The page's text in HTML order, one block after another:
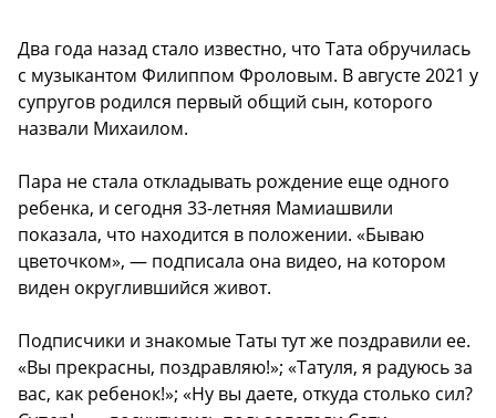
Два года назад стало известно, что Тата обручилась
с музыкантом Филиппом Фроловым. В августе 2021 у
супругов родился первый общий сын, которого
назвали Михаилом.
Пара не стала откладывать рождение еще одного
ребенка, и сегодня 33-летняя Мамиашвили
показала, что находится в положении. «Бываю
цветочком», — подписала она видео, на котором
виден округлившийся живот.
Подписчики и знакомые Таты тут же поздравили ее.
«Вы прекрасны, поздравляю!»; «Татуля, я радуюсь за
вас, как ребенок!»; «Ну вы даете, откуда столько сил?